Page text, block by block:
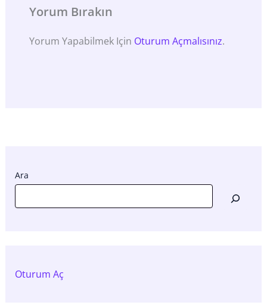
Yorum Bırakın
Yorum Yapabilmek Için Oturum Açmalısınız.
Ara
Oturum Aç